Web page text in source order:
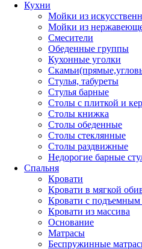
Кухни
Мойки из
Мойки из
Смесители
Обеденные группы
Кухонные уголки
Стулья, табуреты
Стулья барные
Столы с плиткой и
Столы книжка
Столы обеденные
Столы стеклянные
Столы раздвижные
Недорогие барные
Спальня
Кровати
Кровати в мягкой
Кровати с
Кровати из массива
Основание
Матрасы
Беспружинные